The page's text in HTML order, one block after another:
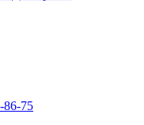
86-75